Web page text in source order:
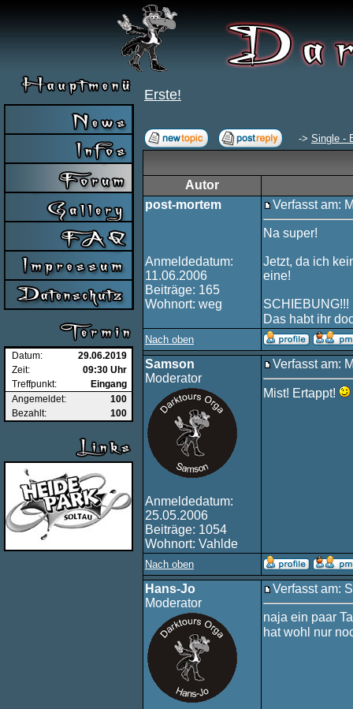
Datum:
29.06.2019
Zeit:
09:30 Uhr
Treffpunkt:
Eingang
Angemeldet:
100
Bezahlt:
100
Erste!
-> Single -
Autor
post-mortem
Anmeldedatum:
11.06.2006
Beiträge: 165
Wohnort: weg
Verfasst am:
Na super!
Jetzt, da ich
eine!
SCHIEBUNG!!!
Das habt ihr
Nach oben
Samson
Moderator
Anmeldedatum:
25.05.2006
Beiträge: 1054
Wohnort: Vahlde
Verfasst am:
Mist! Ertappt!
Nach oben
Hans-Jo
Moderator
Verfasst am:
naja ein paar
hat wohl nur